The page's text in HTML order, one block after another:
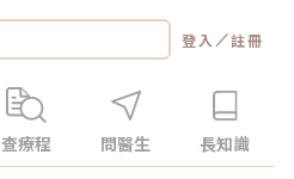
登入 ／註冊
查療程 問醫生 長知識